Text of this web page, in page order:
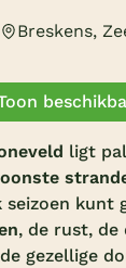
Onze
Overdekt
Breskens,
ligt
kunt
, de rust, de
gezellige